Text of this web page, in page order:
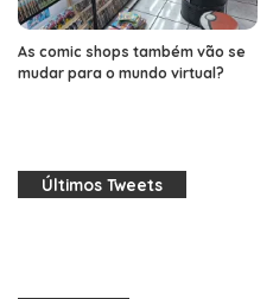
As comic shops também vão se
mudar para o mundo virtual?
Últimos Tweets